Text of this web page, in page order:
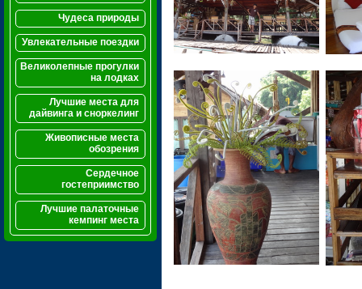
Чудеса природы
Увлекательные поездки
Великолепные прогулки
на лодках
Лучшие места для
дайвинга и сноркелинг
Живописные места
обозрения
Сердечное
гостеприимство
Лучшие палаточные
кемпинг места